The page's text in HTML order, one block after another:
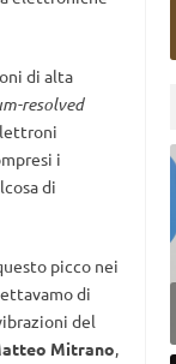
di alta
resolved
i
di
picco nei
di
del
Mitrano,